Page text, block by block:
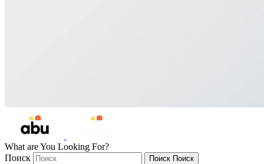
What are You Looking For?
Поиск
Поиск Поиск